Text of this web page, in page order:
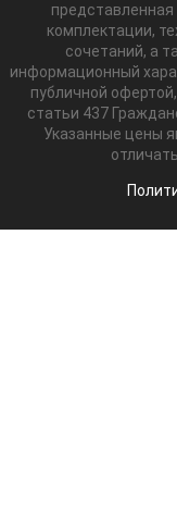
комплектации,
сочетаний, а
информационный
публичной
статьи 437
Указанные цены